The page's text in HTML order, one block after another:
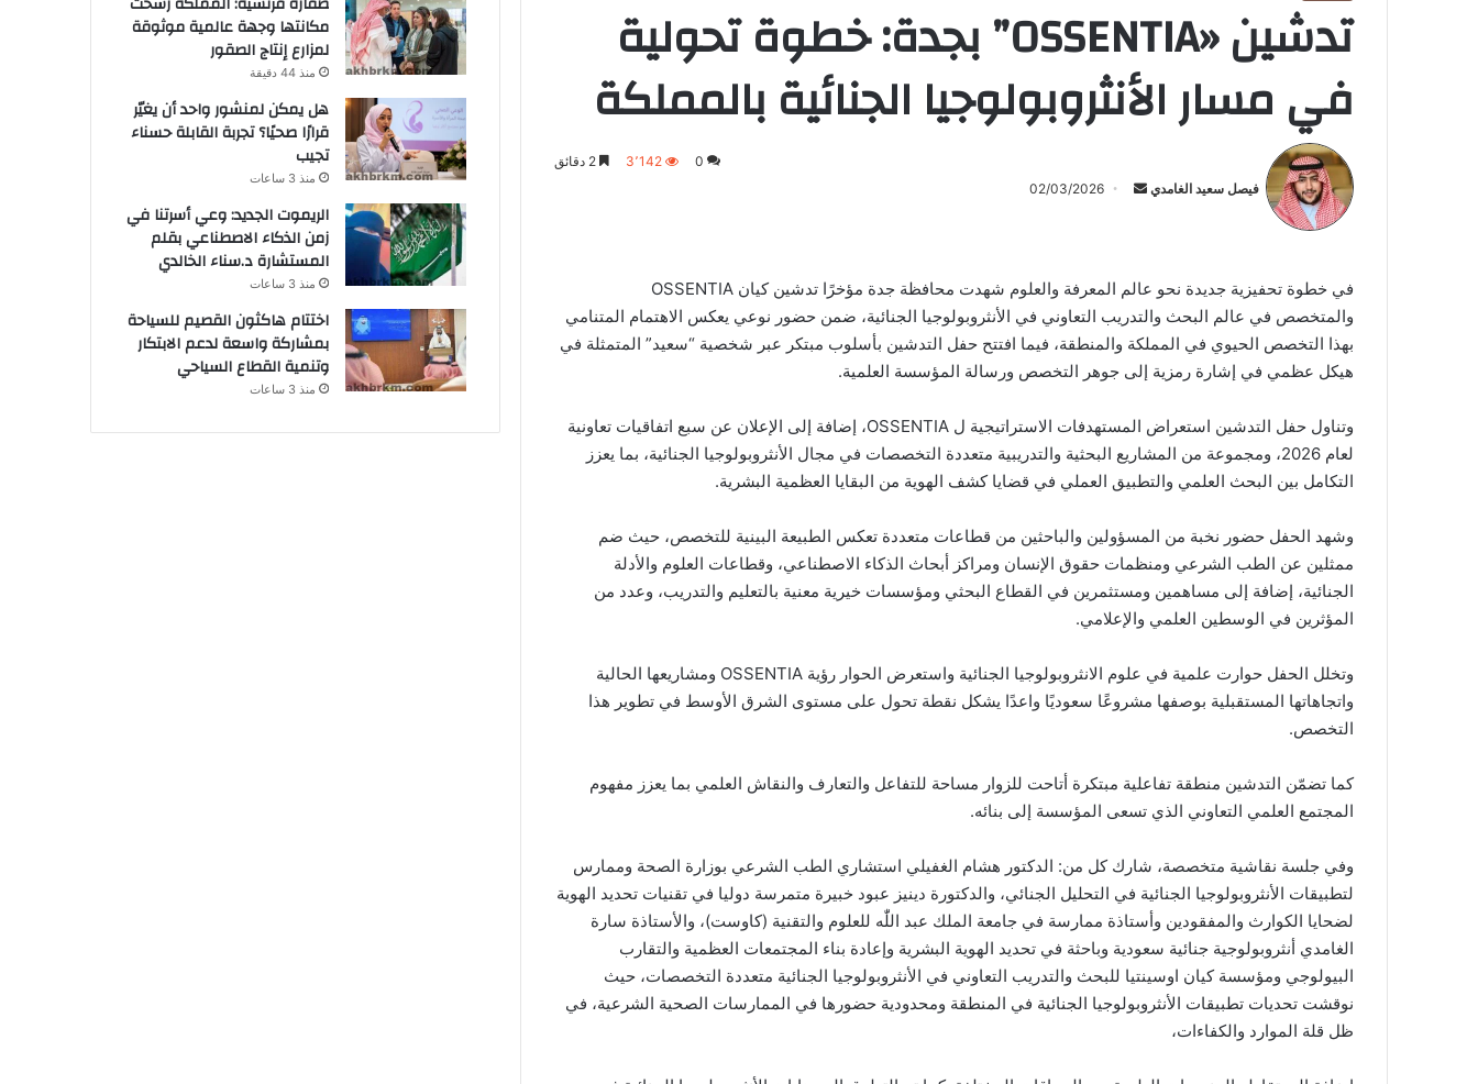
تدشين «OSSENTIA” بجدة: خطوة تحولية
في مسار الأنثروبولوجيا الجنائية بالمملكة
فيصل سعيد الغامدي
بريدا
02/03/2026
0 3٬142
في خطوة تحفيزية جديدة نحو عالم المعرفة والعلوم شهدت محافظة جدة مؤخرًا تدشين كيان OSSENTIA
والمتخصص في عالم البحث والتدريب التعاوني في الأنثروبولوجيا الجنائية، ضمن حضور نوعي يعكس الاهتمام المتنامي
بهذا التخصص الحيوي في المملكة والمنطقة، فيما افتتح حفل التدشين بأسلوب مبتكر عبر شخصية “سعيد” المتمثلة في
هيكل عظمي في إشارة رمزية إلى جوهر التخصص ورسالة المؤسسة العلمية.
وتناول حفل التدشين استعراض المستهدفات الاستراتيجية ل OSSENTIA، إضافة إلى الإعلان عن سبع اتفاقيات تعاونية
لعام 2026، ومجموعة من المشاريع البحثية والتدريبية متعددة التخصصات في مجال الأنثروبولوجيا الجنائية، بما يعزز
التكامل بين البحث العلمي والتطبيق العملي في قضايا كشف الهوية من البقايا العظمية البشرية.
وشهد الحفل حضور نخبة من المسؤولين والباحثين من قطاعات متعددة تعكس الطبيعة البينية للتخصص، حيث ضم
ممثلين عن الطب الشرعي ومنظمات حقوق الإنسان ومراكز أبحاث الذكاء الاصطناعي، وقطاعات العلوم والأدلة
الجنائية، إضافة إلى مساهمين ومستثمرين في القطاع البحثي ومؤسسات خيرية معنية بالتعليم والتدريب، وعدد من
المؤثرين في الوسطين العلمي والإعلامي.
وتخلل الحفل حوارت علمية في علوم الانثروبولوجيا الجنائية واستعرض الحوار رؤية OSSENTIA ومشاريعها الحالية
واتجاهاتها المستقبلية بوصفها مشروعًا سعوديًا واعدًا يشكل نقطة تحول على مستوى الشرق الأوسط في تطوير هذا
التخصص.
كما تضمّن التدشين منطقة تفاعلية مبتكرة أتاحت للزوار مساحة للتفاعل والتعارف والنقاش العلمي بما يعزز مفهوم
المجتمع العلمي التعاوني الذي تسعى المؤسسة إلى بنائه.
وفي جلسة نقاشية متخصصة، شارك كل من: الدكتور هشام الغفيلي استشاري الطب الشرعي بوزارة الصحة وممارس
لتطبيقات الأنثروبولوجيا الجنائية في التحليل الجنائي، والدكتورة دينيز عبود خبيرة متمرسة دوليا في تقنيات تحديد الهوية
لضحايا الكوارث والمفقودين وأستاذة ممارسة في جامعة الملك عبد اللّٰه للعلوم والتقنية (كاوست)، والأستاذة سارة
الغامدي أنثروبولوجية جنائية سعودية وباحثة في تحديد الهوية البشرية وإعادة بناء المجتمعات العظمية والتقارب
البيولوجي ومؤسسة كيان اوسينتيا للبحث والتدريب التعاوني في الأنثروبولوجيا الجنائية متعددة التخصصات، حيث
نوقشت تحديات تطبيقات الأنثروبولوجيا الجنائية في المنطقة ومحدودية حضورها في الممارسات الصحية الشرعية، في
ظل قلة الموارد والكفاءات،
مكانتها وجهة عالمية موثوقة
لمزارع إنتاج الصقور
منذ 44 دقيقة
هل يمكن لمنشور واحد أن يغيّر
قرارًا صحيًا؟ تجربة القابلة حسناء
تجيب
منذ 3 ساعات
الريموت الجديد: وعي أسرتنا في
زمن الذكاء الاصطناعي بقلم
المستشارة د.سناء الخالدي
منذ 3 ساعات
اختتام هاكثون القصيم للسياحة
بمشاركة واسعة لدعم الابتكار
وتنمية القطاع السياحي
منذ 3 ساعات